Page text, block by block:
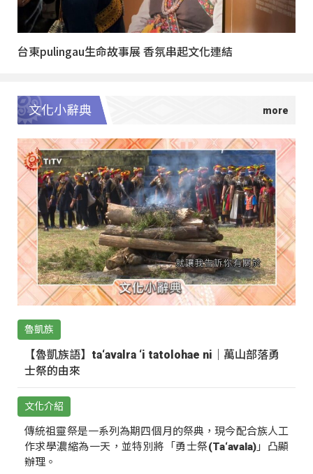
台東pulingau生命故事展 香氛串起文化連結
文化小辭典
魯凱族
【魯凱族語】ta‘avalra ‘i tatolohae ni｜萬山部落勇
士祭的由來
文化介紹
傳統祖靈祭是一系列為期四個月的祭典，現今配合族人工
作求學濃縮為一天，並特別將「勇士祭(Ta‘avala)」凸顯
辦理。